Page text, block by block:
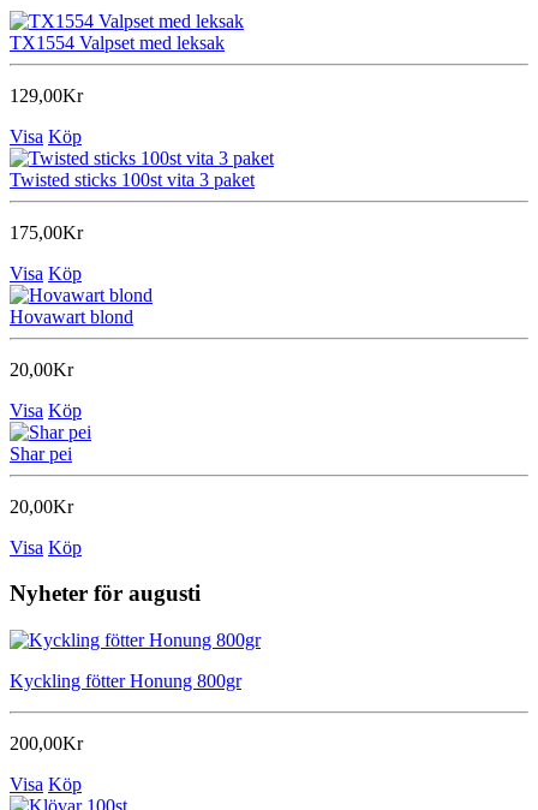
TX1554 Valpset med leksak
129,00Kr
Visa Köp
Twisted sticks 100st vita 3 paket
175,00Kr
Visa Köp
Hovawart blond
20,00Kr
Visa Köp
Shar pei
20,00Kr
Visa Köp
Nyheter för augusti
Kyckling fötter Honung 800gr
200,00Kr
Visa Köp